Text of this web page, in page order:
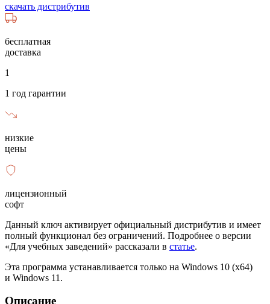
скачать дистрибутив
бесплатная
доставка
1
1 год гарантии
низкие
цены
лицензионный
софт
Данный ключ активирует официальный дистрибутив и имеет
полный функционал без ограничений. Подробнее о версии
«Для учебных заведений» рассказали в статье.
Эта программа устанавливается только на Windows 10 (x64)
и Windows 11.
Описание